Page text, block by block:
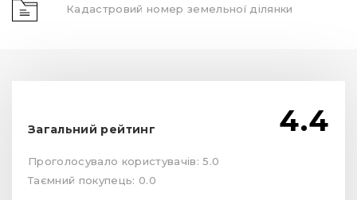
Кадастровий номер земельної ділянки
Загальний рейтинг 4.4
Проголосувало користувачів: 5.0
Таємний покупець: 0.0